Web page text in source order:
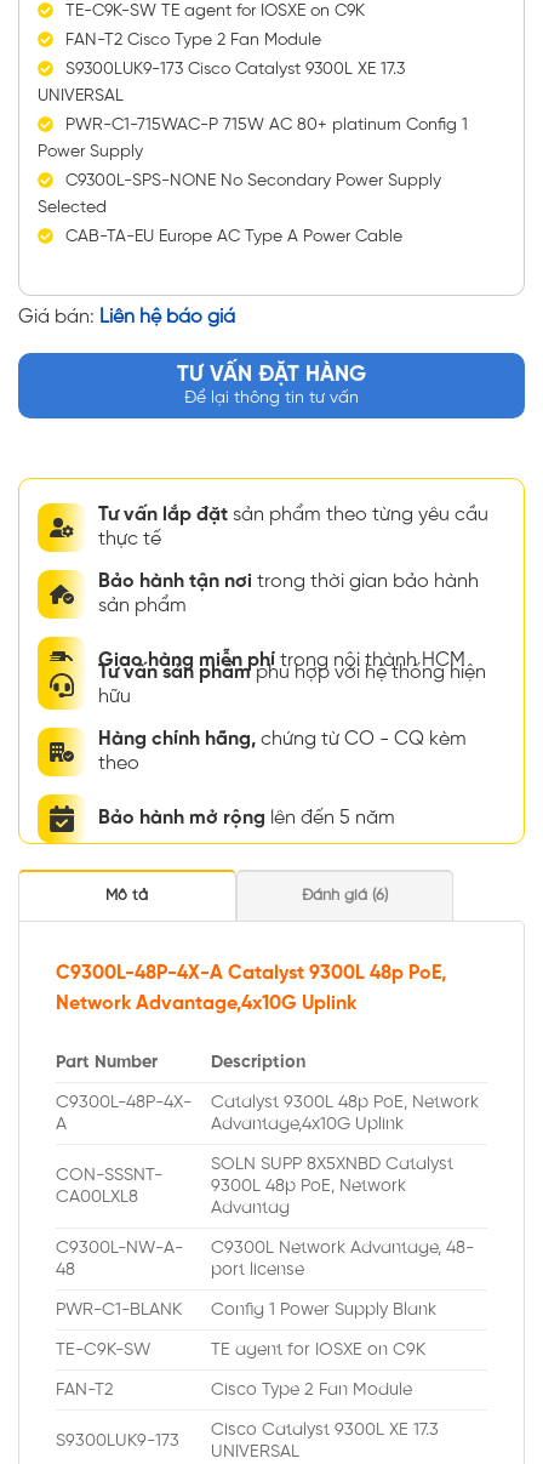
TE-C9K-SW TE agent for IOSXE on C9K
FAN-T2 Cisco Type 2 Fan Module
S9300LUK9-173 Cisco Catalyst 9300L XE 17.3
UNIVERSAL
PWR-C1-715WAC-P 715W AC 80+ platinum Config 1
Power Supply
C9300L-SPS-NONE No Secondary Power Supply
Selected
CAB-TA-EU Europe AC Type A Power Cable
Giá bán: Liên hệ báo giá
TƯ VẤN ĐẶT HÀNG
Để lại thông tin tư vấn
Tư vấn lắp đặt sản phẩm theo từng yêu cầu
thực tế
Bảo hành tận nơi trong thời gian bảo hành
sản phẩm
Giao hàng miễn phí trong nội thành HCM
Tư vấn sản phẩmphù hợp với hệ thống hiện
hữu
Hàng chính hãng, chứng từ CO - CQ kèm
theo
Bảo hành mở rộng lên đến 5 năm
Mô tả Đánh giá (6)
C9300L-48P-4X-A Catalyst 9300L 48p PoE,
Network Advantage,4x10G Uplink
Part Number Description
C9300L-48P-4X-
A
Catalyst 9300L 48p PoE, Network
Advantage,4x10G Uplink
CON-SSSNT-
CA00LXL8
SOLN SUPP 8X5XNBD Catalyst
9300L 48p PoE, Network
Advantag
C9300L-NW-A-
48
C9300L Network Advantage, 48-
port license
PWR-C1-BLANK Config 1 Power Supply Blank
TE-C9K-SW TE agent for IOSXE on C9K
FAN-T2 Cisco Type 2 Fan Module
S9300LUK9-173
Cisco Catalyst 9300L XE 17.3
UNIVERSAL